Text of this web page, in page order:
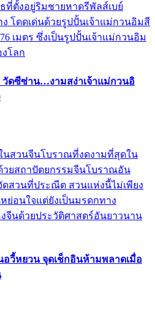
ที่ตั้งอยู่ริมชายหาดรีพัลส์เบย์
ง โดดเด่นด้วยรูปปั้นเจ้าแม่กวนอิมสี
เมตร ซึ่งเป็นรูปปั้นเจ้าแม่กวนอิม
โลก
| วัดซีซ่าน…งามสง่าเจ้าแม่กวนอิ
นสวนจีนโบราณที่งดงามที่สุดใน
ด้วยสถาปัตยกรรมจีนโบราณอัน
ดสวนที่ประณีต สวนแห่งนี้ไม่เพียง
ย่อนใจแต่ยังเป็นมรดกทาง
นด้วยประวัติศาสตร์อันยาวนาน
อวี้หยวน จุดเช็กอินห้ามพลาดเมื่อ